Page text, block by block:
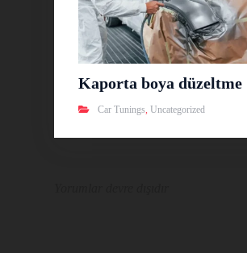
Kaporta boya düzeltme
Car Tunings,Uncategorized